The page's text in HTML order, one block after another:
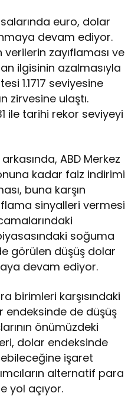
euro, dolar
devam ediyor.
zayıflaması ve
ilgisinin azalmasıyla
1.1717 seviyesine
zirvesine ulaştı.
ile tarihi rekor seviyeyi
ABD Merkez
kadar faiz indirimi
buna karşın
sinyalleri vermesi
soğuma
görülen düşüş dolar
devam ediyor.
birimleri karşısındaki
de düşüş
önümüzdeki
dolar endeksinde
işaret
alternatif para
yol açıyor.